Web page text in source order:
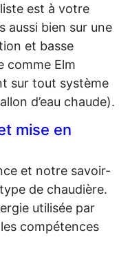
est à votre
aussi bien sur une
et basse
comme Elm
sur tout système
d’eau chaude).
mise en
et notre savoir-
de chaudière.
utilisée par
compétences